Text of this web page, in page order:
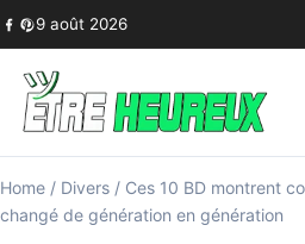
Skip to content
9 août 2026
Home / Divers / Ces 10 BD montrent
changé de génération en génération